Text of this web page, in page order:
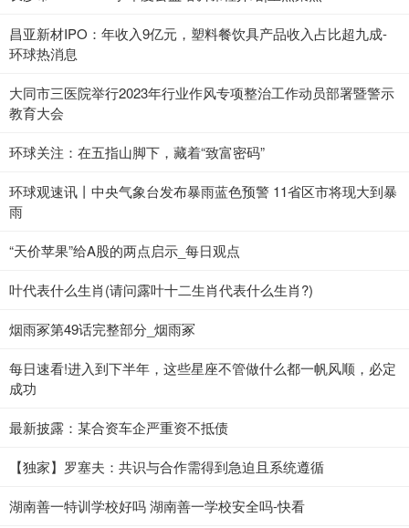
昌亚新材IPO：年收入9亿元，塑料餐饮具产品收入占比超九成-
环球热消息
大同市三医院举行2023年行业作风专项整治工作动员部署暨警示
教育大会
环球关注：在五指山脚下，藏着“致富密码”
环球观速讯丨中央气象台发布暴雨蓝色预警 11省区市将现大到暴
雨
“天价苹果”给A股的两点启示_每日观点
叶代表什么生肖(请问露叶十二生肖代表什么生肖?)
烟雨冢第49话完整部分_烟雨冢
每日速看!进入到下半年，这些星座不管做什么都一帆风顺，必定
成功
最新披露：某合资车企严重资不抵债
【独家】罗塞夫：共识与合作需得到急迫且系统遵循
湖南善一特训学校好吗 湖南善一学校安全吗-快看